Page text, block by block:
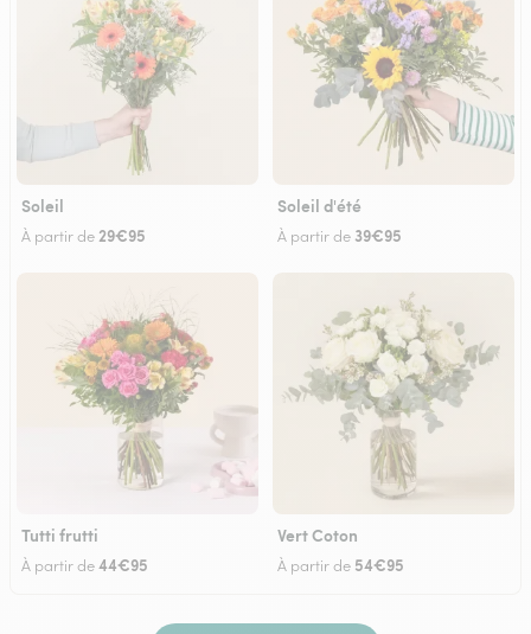
Soleil
À partir de29€95
Soleil d'été
À partir de 39€95
Tutti frutti
À partir de44€95
Vert Coton
À partir de 54€95